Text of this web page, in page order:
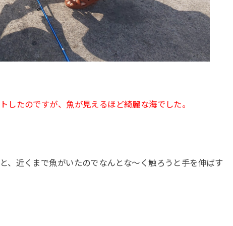
したのですが、魚が見えるほど綺麗な海でした。
、近くまで魚がいたのでなんとな～く触ろうと手を伸ばす